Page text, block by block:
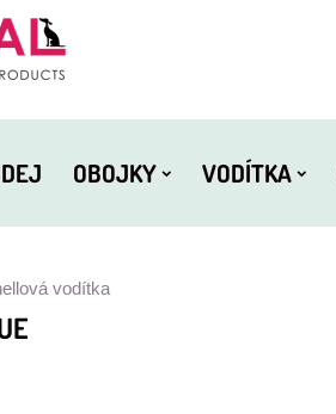
OBOJKY VODÍTKA
vodítka